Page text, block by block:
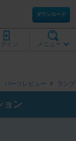
ダウンロード
メニュー
グイン
パーツレビュー ラン
ョン